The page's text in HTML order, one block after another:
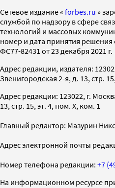
Cетевое издание « forbes.ru »
службой по надзору в сфере
технологий и массовых
номер и дата принятия
ФС77-82431 от 23 декабря 2021 г.
Адрес редакции, издателя:
Звенигородская 2-я, д. 13, стр.
Адрес редакции: 123022, г.
13, стр. 15, эт. 4, пом. X, ком. 1
Главный редактор: Мазурин
Адрес электронной почты
Номер телефона редакции: +7
На информационном ресурсе